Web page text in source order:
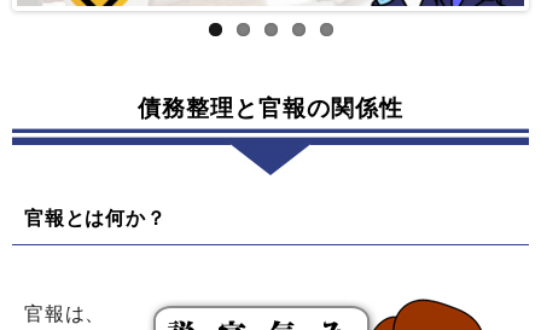
債務整理と官報の関係性
官報とは何か？
官報は、